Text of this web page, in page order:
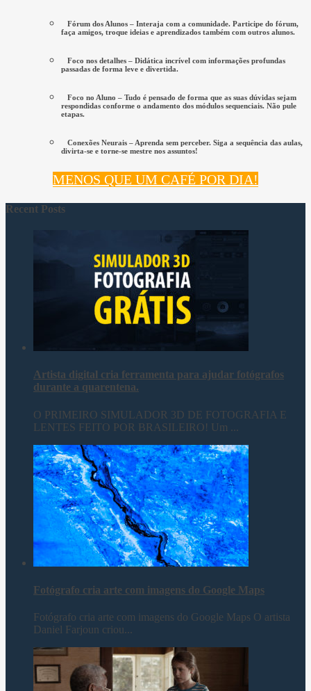
Fórum dos Alunos – Interaja com a comunidade. Participe do fórum,
faça amigos, troque ideias e aprendizados também com outros alunos.
Foco nos detalhes – Didática incrível com informações profundas
passadas de forma leve e divertida.
Foco no Aluno – Tudo é pensado de forma que as suas dúvidas sejam
respondidas conforme o andamento dos módulos sequenciais. Não pule
etapas.
Conexões Neurais – Aprenda sem perceber. Siga a sequência das aulas,
divirta-se e torne-se mestre nos assuntos!
MENOS QUE UM CAFÉ POR DIA!
Recent Posts
Artista digital cria ferramenta para ajudar fotógrafos
durante a quarentena.
O PRIMEIRO SIMULADOR 3D DE FOTOGRAFIA E
LENTES FEITO POR BRASILEIRO! Um ...
Fotógrafo cria arte com imagens do Google Maps
Fotógrafo cria arte com imagens do Google Maps O artista
Daniel Farjoun criou...